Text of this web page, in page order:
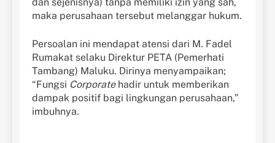
maka perusahaan tersebut melanggar hukum.
Persoalan ini mendapat atensi dari M. Fadel
Rumakat selaku Direktur PETA (Pemerhati
Tambang) Maluku. Dirinya menyampaikan;
“Fungsi Corporatehadir untuk memberikan
dampak positif bagi lingkungan perusahaan,”
imbuhnya.